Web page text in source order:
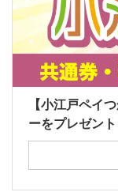
【小江戸ペイ
ーをプレゼント